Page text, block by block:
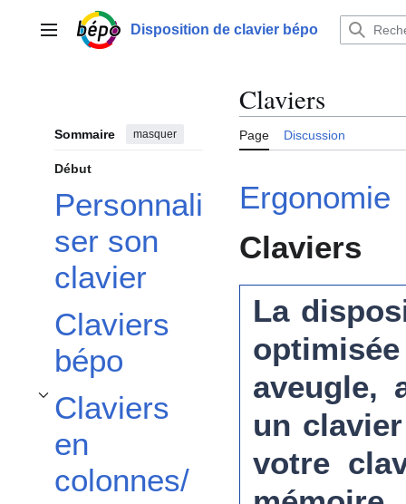
contenuMenu principalDisposition de clavier bépo
Sommaire masquer
Début
Personnali
ser son
clavier
Claviers
bépo
Claviers
en
colonnes/
Afficher / masquer la sous-section Claviers en colonnes/orthogonaux
Claviers
Page Discussion
Ergonomie
Claviers
La
aveugle,
un
votre